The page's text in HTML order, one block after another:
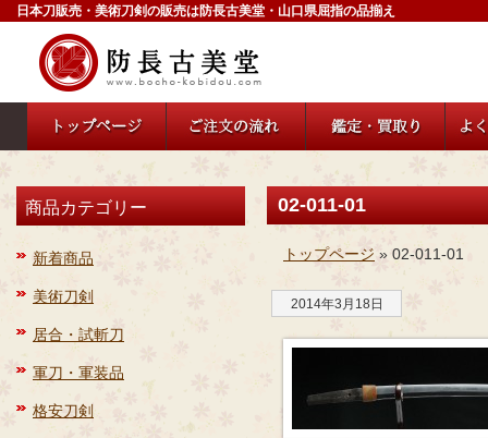
日本刀販売・美術刀剣の販売は防長古美堂・山口県屈指の品揃え
商品カテゴリー
新着商品
美術刀剣
居合・試斬刀
軍刀・軍装品
格安刀剣
02-011-01
トップページ » 02-011-01
2014年3月18日